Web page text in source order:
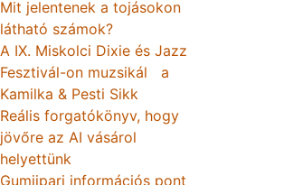
Mit jelentenek a tojásokon
látható számok?
A IX. Miskolci Dixie és Jazz
Fesztivál-on muzsikál a
Kamilka & Pesti Sikk
Reális forgatókönyv, hogy
jövőre az AI vásárol
helyettünk
Gumiipari információs pont